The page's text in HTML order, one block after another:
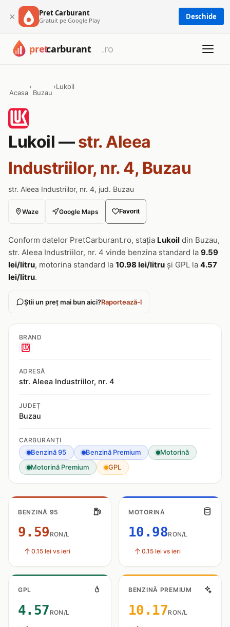
× Pret Carburant
Gratuit pe Google Play Deschide
Acasa
›
Buzau
›Lukoil
Lukoil —str. Aleea
Industriilor, nr. 4, Buzau
str. Aleea Industriilor, nr. 4, jud. Buzau
Waze Google Maps Favorit
Conform datelor PretCarburant.ro, stația Lukoil din Buzau,
str. Aleea Industriilor, nr. 4 vinde benzina standard la 9.59
lei/litru, motorina standard la 10.98 lei/litru și GPL la 4.57
lei/litru.
Știi un preț mai bun aici?Raportează-l
BRAND
ADRESĂ
str. Aleea Industriilor, nr. 4
JUDEȚ
Buzau
CARBURANȚI
Benzină 95 Benzină Premium
Motorină
Motorină Premium
GPL
BENZINĂ 95
9.59 RON/L
0.15 lei vs ieri
MOTORINĂ
10.98RON/L
0.15 lei vs ieri
GPL
4.57 RON/L
BENZINĂ PREMIUM
10.17RON/L